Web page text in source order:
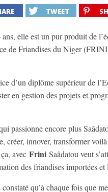
TWEET
elle est un pur produit de
de Friandises du Niger
d’un diplôme supérieur de
en gestion des projets et
passionne encore plus
créer, innover, transformer
avec Frini Saâdatou veut
des friandises importées
constaté qu’à chaque fois que